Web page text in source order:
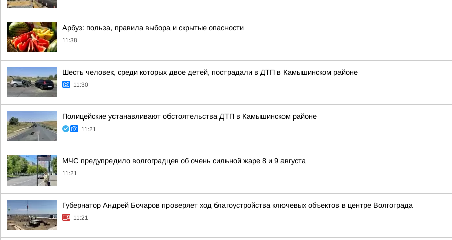
Арбуз: польза, правила выбора и скрытые опасности
11:38
Шесть человек, среди которых двое детей, пострадали в ДТП в Камышинском районе
11:30
Полицейские устанавливают обстоятельства ДТП в Камышинском районе
11:21
МЧС предупредило волгоградцев об очень сильной жаре 8 и 9 августа
11:21
Губернатор Андрей Бочаров проверяет ход благоустройства ключевых объектов в центре Волгограда
11:21